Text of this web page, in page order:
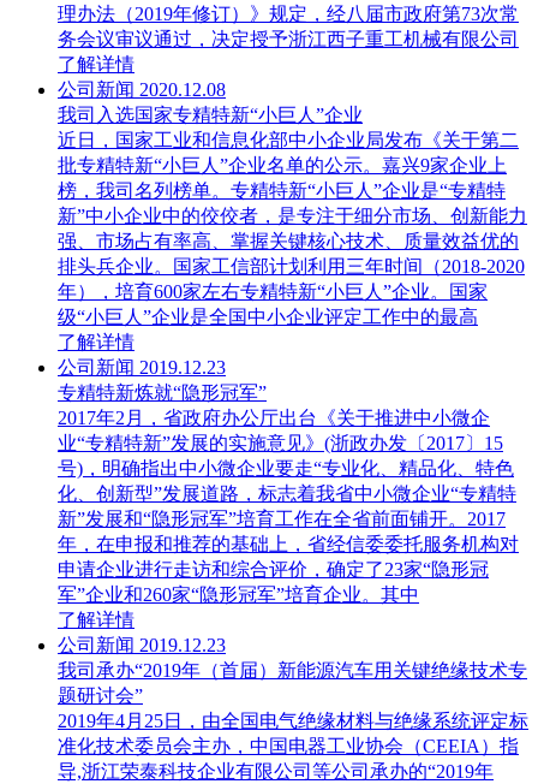
理办法（2019年修订）》规定，经八届市政府第73次常
务会议审议通过，决定授予浙江西子重工机械有限公司
了解详情
公司新闻 2020.12.08
我司入选国家专精特新“小巨人”企业
近日，国家工业和信息化部中小企业局发布《关于第二
批专精特新“小巨人”企业名单的公示。嘉兴9家企业上
榜，我司名列榜单。专精特新“小巨人”企业是“专精特
新”中小企业中的佼佼者，是专注于细分市场、创新能力
强、市场占有率高、掌握关键核心技术、质量效益优的
排头兵企业。国家工信部计划利用三年时间（2018-2020
年），培育600家左右专精特新“小巨人”企业。国家
级“小巨人”企业是全国中小企业评定工作中的最高
了解详情
公司新闻 2019.12.23
专精特新炼就“隐形冠军”
2017年2月，省政府办公厅出台《关于推进中小微企
业“专精特新”发展的实施意见》(浙政办发〔2017〕15
号)，明确指出中小微企业要走“专业化、精品化、特色
化、创新型”发展道路，标志着我省中小微企业“专精特
新”发展和“隐形冠军”培育工作在全省前面铺开。2017
年，在申报和推荐的基础上，省经信委委托服务机构对
申请企业进行走访和综合评价，确定了23家“隐形冠
军”企业和260家“隐形冠军”培育企业。其中
了解详情
公司新闻 2019.12.23
我司承办“2019年（首届）新能源汽车用关键绝缘技术专
题研讨会”
2019年4月25日，由全国电气绝缘材料与绝缘系统评定标
准化技术委员会主办，中国电器工业协会（CEEIA）指
导,浙江荣泰科技企业有限公司等公司承办的“2019年